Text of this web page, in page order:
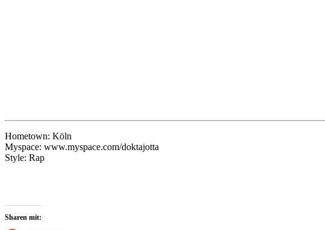
Hometown: Köln
Myspace: www.myspace.com/doktajotta
Style: Rap
Sharen mit: